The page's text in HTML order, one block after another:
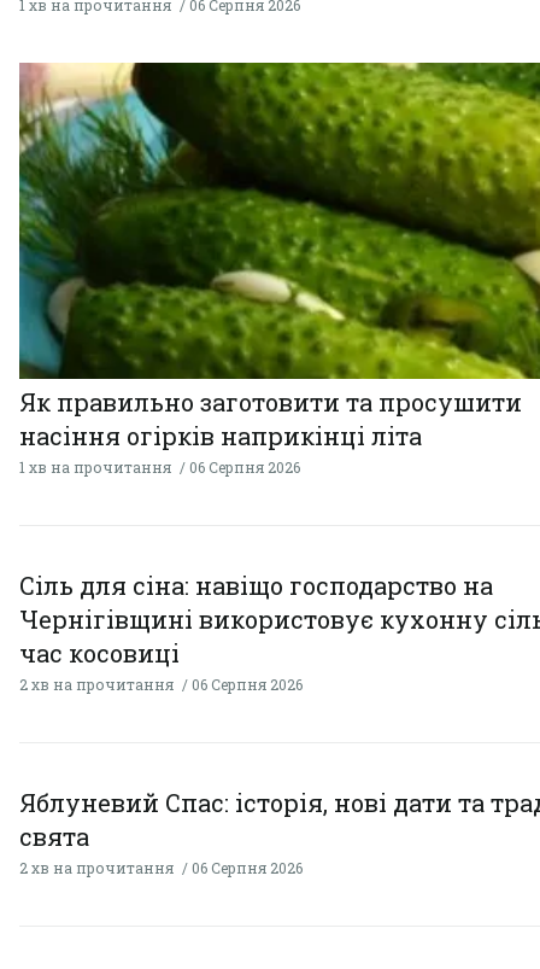
1 хв на прочитання 06 Серпня 2026
Як правильно заготовити та просушити
насіння огірків наприкінці літа
1 хв на прочитання 06 Серпня 2026
Сіль для сіна: навіщо господарство на
Чернігівщині використовує кухонну
час косовиці
2 хв на прочитання 06 Серпня 2026
Яблуневий Спас: історія, нові дати та
свята
2 хв на прочитання 06 Серпня 2026